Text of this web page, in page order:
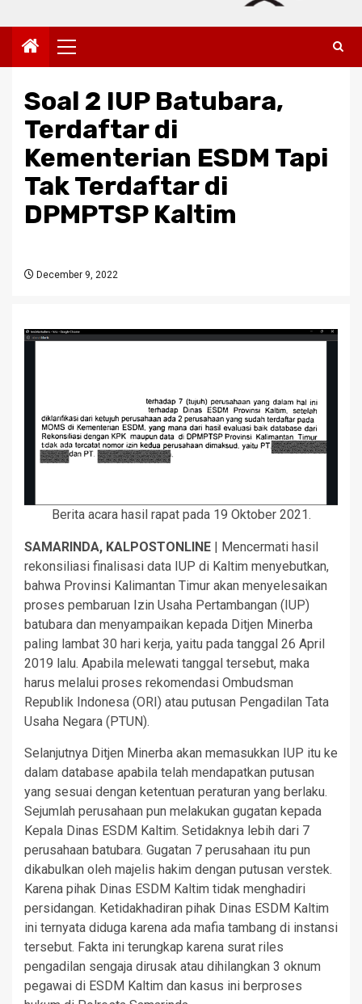
Primary
Menu
Soal 2 IUP Batubara,
Terdaftar di
Kementerian ESDM Tapi
Tak Terdaftar di
DPMPTSP Kaltim
December 9, 2022
Berita acara hasil rapat pada 19 Oktober 2021.
SAMARINDA, KALPOSTONLINE
| Mencermati hasil
rekonsiliasi finalisasi data IUP di Kaltim menyebutkan,
bahwa Provinsi Kalimantan Timur akan menyelesaikan
proses pembaruan Izin Usaha Pertambangan (IUP)
batubara dan menyampaikan kepada Ditjen Minerba
paling lambat 30 hari kerja, yaitu pada tanggal 26 April
2019 lalu. Apabila melewati tanggal tersebut, maka
harus melalui proses rekomendasi Ombudsman
Republik Indonesa (ORI) atau putusan Pengadilan Tata
Usaha Negara (PTUN).
Selanjutnya Ditjen Minerba akan memasukkan IUP itu ke
dalam database apabila telah mendapatkan putusan
yang sesuai dengan ketentuan peraturan yang berlaku.
Sejumlah perusahaan pun melakukan gugatan kepada
Kepala Dinas ESDM Kaltim. Setidaknya lebih dari 7
perusahaan batubara. Gugatan 7 perusahaan itu pun
dikabulkan oleh majelis hakim dengan putusan verstek.
Karena pihak Dinas ESDM Kaltim tidak menghadiri
persidangan. Ketidakhadiran pihak Dinas ESDM Kaltim
ini ternyata diduga karena ada mafia tambang di instansi
tersebut. Fakta ini terungkap karena surat riles
pengadilan sengaja dirusak atau dihilangkan 3 oknum
pegawai di ESDM Kaltim dan kasus ini berproses